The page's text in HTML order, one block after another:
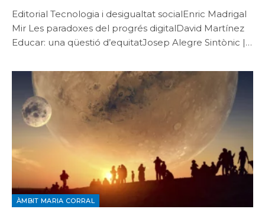
Editorial Tecnologia i desigualtat socialEnric Madrigal
Mir Les paradoxes del progrés digitalDavid Martínez
Educar: una qüestió d’equitatJosep Alegre Sintònic |…
ÀMBIT MARIA CORRAL